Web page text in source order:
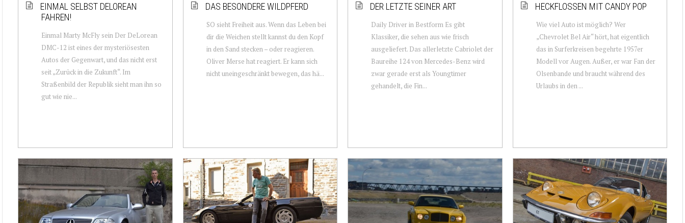
EINMAL SELBST DELOREAN
FAHREN!
Einmal Marty McFly sein Der DeLorean
DMC-12 ist eines der mysteriösesten
Autos der Gegenwart, und das nicht erst
seit „Zurück in die Zukunft“. Im
Straßenbild der Republik sieht man ihn so
gut wie nie...
DAS BESONDERE WILDPFERD
SO sieht Freiheit aus. Wenn das Leben bei
dir die Weichen stellt kannst du den Kopf
in den Sand stecken – oder reagieren.
Oliver Merse hat reagiert. Er kann sich
nicht uneingeschränkt bewegen, das hä...
DER LETZTE SEINER ART
Daily Driver in Bestform Es gibt
Klassiker, die sehen aus wie frisch
ausgeliefert. Das allerletzte Cabriolet der
Baureihe 124 von Mercedes-Benz wird
zwar gerade erst als Youngtimer
gehandelt, die Fin...
HECKFLOSSEN MIT CANDY POP
Wie viel Auto ist möglich? Wer
„Chevrolet Bel Air“ hört, hat eigentlich
das in Surferkreisen begehrte 1957er
Modell vor Augen. Außer, er war Fan der
Olsenbande und braucht während des
Urlaubs in den ...